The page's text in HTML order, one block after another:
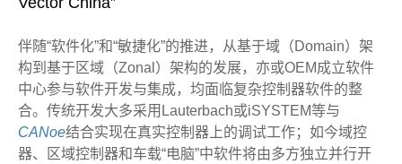
伴随“软件化”和“敏捷化”的推进，从基于域（Domain）架
构到基于区域（Zonal）架构的发展，亦或OEM成立软件
中心参与软件开发与集成，均面临复杂控制器软件的整
合。传统开发大多采用Lauterbach或iSYSTEM等与
CANoe结合实现在真实控制器上的调试工作；如今域控
器、区域控制器和车载“电脑”中软件将由多方独立并行开